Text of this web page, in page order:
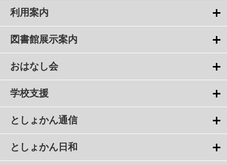
利用案内
図書館展示案内
おはなし会
学校支援
としょかん通信
としょかん日和